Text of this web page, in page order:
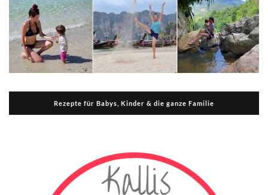
Rezepte für Babys, Kinder & die ganze Familie